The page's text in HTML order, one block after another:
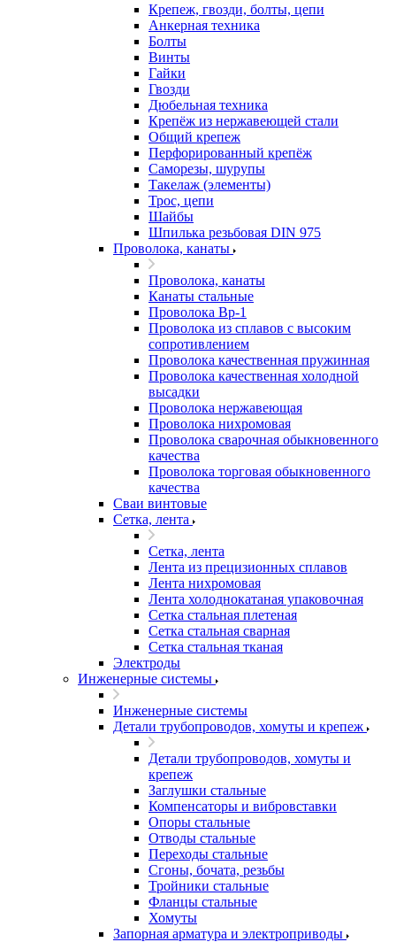
Крепеж, гвозди, болты, цепи
Анкерная техника
Болты
Винты
Гайки
Гвозди
Дюбельная техника
Крепёж из нержавеющей стали
Общий крепеж
Перфорированный крепёж
Саморезы, шурупы
Такелаж (элементы)
Трос, цепи
Шайбы
Шпилька резьбовая DIN 975
Проволока, канаты
Проволока, канаты
Канаты стальные
Проволока Вр-1
Проволока из сплавов с высоким
сопротивлением
Проволока качественная пружинная
Проволока качественная холодной
высадки
Проволока нержавеющая
Проволока нихромовая
Проволока сварочная обыкновенного
качества
Проволока торговая обыкновенного
качества
Сваи винтовые
Сетка, лента
Сетка, лента
Лента из прецизионных сплавов
Лента нихромовая
Лента холоднокатаная упаковочная
Сетка стальная плетеная
Сетка стальная сварная
Сетка стальная тканая
Электроды
Инженерные системы
Инженерные системы
Детали трубопроводов, хомуты и крепеж
Детали трубопроводов, хомуты и
крепеж
Заглушки стальные
Компенсаторы и вибровставки
Опоры стальные
Отводы стальные
Переходы стальные
Сгоны, бочата, резьбы
Тройники стальные
Фланцы стальные
Хомуты
Запорная арматура и электроприводы